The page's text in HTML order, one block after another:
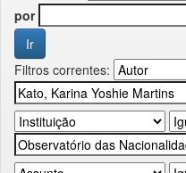
por
Filtros correntes: